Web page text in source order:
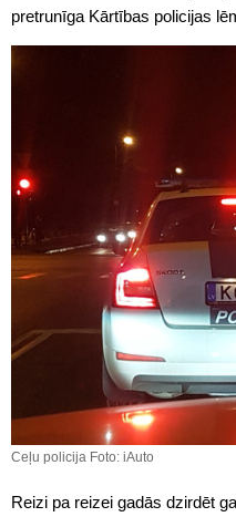
pretrunīga Kārtības policijas
Ceļu policija Foto: iAuto
Reizi pa reizei gadās dzirdēt